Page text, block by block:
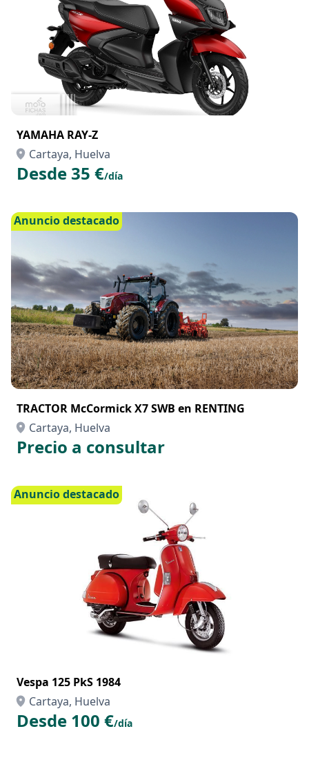
YAMAHA RAY-Z
Cartaya, Huelva
Desde 35 €/día
Anuncio destacado
TRACTOR McCormick X7 SWB en RENTING
Cartaya, Huelva
Precio a consultar
Anuncio destacado
Vespa 125 PkS 1984
Cartaya, Huelva
Desde 100 €/día